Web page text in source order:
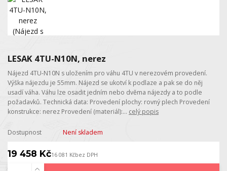
LESAK 4TU-N10N, nerez
Nájezd 4TU-N10N s uložením pro váhu 4TU v nerezovém provedení.
Výška nájezdu je 55mm. Nájezd se ukotví k podlaze a pak se do něj
usadí váha. Váhu lze osadit jedním nebo dvěma nájezdy a to podle
požadavků. Technická data: Provedení plochy: rovný plech Provedení
konstrukce: nerez Provedení (materiál):... celý popis
Dostupnost Není skladem
19 458 Kč16 081 Kčbez DPH